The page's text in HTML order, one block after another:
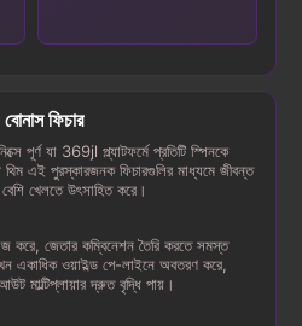
ফিচার
পূর্ণ যা 369jl প্ল্যাটফর্মে প্রতিটি স্পিনকে
এই পুরস্কারজনক ফিচারগুলির মাধ্যমে জীবন্ত
খেলতে উৎসাহিত করে।
করে, জেতার কম্বিনেশন তৈরি করতে সমস্ত
একাধিক ওয়াইল্ড পে-লাইনে অবতরণ করে,
দ্রুত বৃদ্ধি পায়।